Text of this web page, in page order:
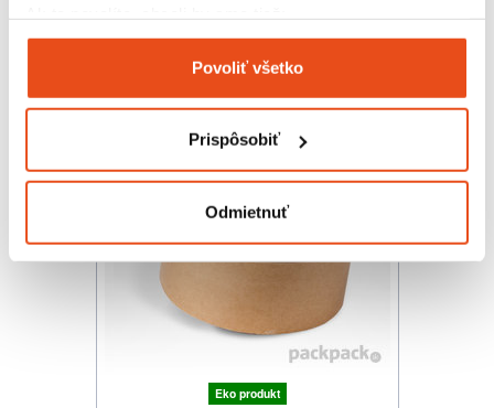
Zhromažďovať informácie o vašej geografickej
polohe s presnosťou na niekoľko metrov
Identifikovať vaše zariadenie aktívnym
Viac informácií o tom, ako sa spracúvajú vaše osobné
údaje, nájdete v časti svašimi nastaveniami
o používaní súborov cookie.
Na prispôsobenie obsahu a reklám, poskytovanie funkcií
sociálnych médií a analýzu návštevnosti používame
súbory cookie. Informácie o tom, ako používate naše
webové stránky, poskytujeme aj našim partnerom v
Povoliť všetko
Prispôsobiť
Odmietnuť
Eko produkt